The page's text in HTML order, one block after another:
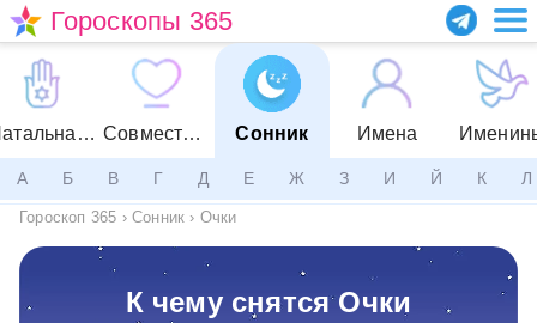
Гороскопы 365
Натальная карта Совместимость Сонник Имена
А Б В Г Д Е Ж З И Й К Л
Гороскоп 365 › Сонник › Очки
К чему снятся Очки